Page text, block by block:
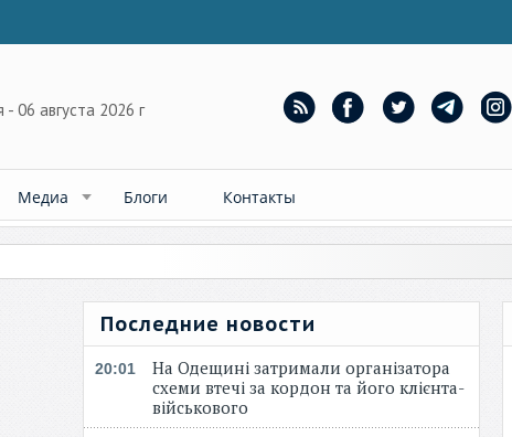
- 06 августа 2026 г
Медиа Блоги Контакты
Последние новости
20:01
На Одещині затримали організатора
схеми втечі за кордон та його клієнта-
військового